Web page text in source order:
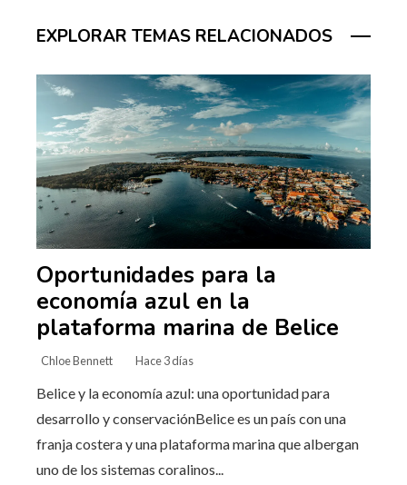
EXPLORAR TEMAS RELACIONADOS
Oportunidades para la
economía azul en la
plataforma marina de Belice
Chloe Bennett Hace 3 días
Belice y la economía azul: una oportunidad para
desarrollo y conservaciónBelice es un país con una
franja costera y una plataforma marina que albergan
uno de los sistemas coralinos...